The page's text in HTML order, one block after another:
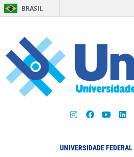
BRASIL
UNIVERSIDADE